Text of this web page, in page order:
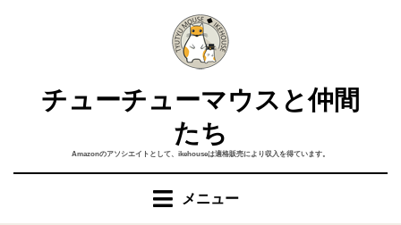
チューチューマウスと仲間
たち
Amazonのアソシエイトとして、ikehouseは適格販売により収入を得ています。
メニュー